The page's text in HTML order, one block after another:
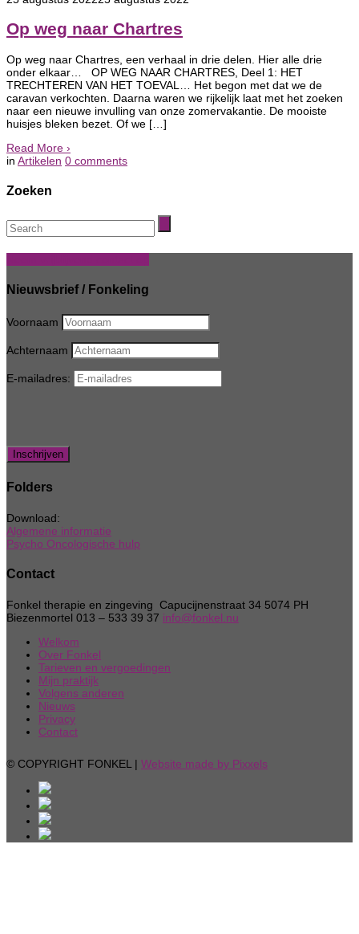
Op weg naar Chartres
Op weg naar Chartres, een verhaal in drie delen. Hier alle drie
onder elkaar… OP WEG NAAR CHARTRES, Deel 1: HET
TRECHTEREN VAN HET TOEVAL… Het begon met dat we de
caravan verkochten. Daarna waren we rijkelijk laat met het zoeken
naar een nieuwe invulling van onze zomervakantie. De mooiste
huisjes bleken bezet. Of we […]
Read More ›
in Artikelen 0 comments
Zoeken
Nieuwsbrief / Fonkeling
Voornaam
Achternaam
E-mailadres:
Folders
Download:
Algemene informatie
Psycho Oncologische hulp
Contact
Fonkel therapie en zingeving Capucijnenstraat 34 5074 PH
Biezenmortel 013 – 533 39 37 info@fonkel.nu
Welkom
Over Fonkel
Tarieven en vergoedingen
Mijn praktijk
Volgens anderen
Nieuws
Privacy
Contact
© COPYRIGHT FONKEL | Website made by Pixxels